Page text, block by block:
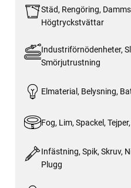
Städ, Rengöring,
Högtryckstvättar
Industriförnödenheter,
Smörjutrustning
Elmaterial, Belysning,
Fog, Lim, Spackel,
Infästning, Spik, Skruv,
Plugg